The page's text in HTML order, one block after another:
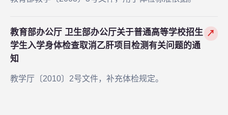
教育部办公厅 卫生部办公厅关于普通高等学校招生
学生入学身体检查取消乙肝项目检测有关问题的通
知
↗
教学厅〔2010〕2号文件，补充体检规定。